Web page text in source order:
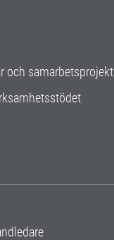
och samarbetsprojekt